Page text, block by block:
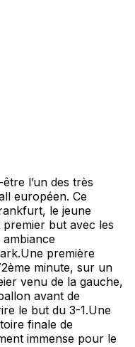
l’un des très
européen. Ce
le jeune
but avec les
première
minute, sur un
venu de la gauche,
avant de
le but du 3-1.Une
finale de
immense pour le